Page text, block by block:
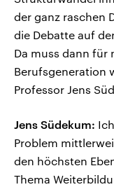
der ganz raschen
die Debatte auf
Da muss dann für
Berufsgeneration
Professor Jens
Jens Südekum:
Problem
den höchsten
Thema